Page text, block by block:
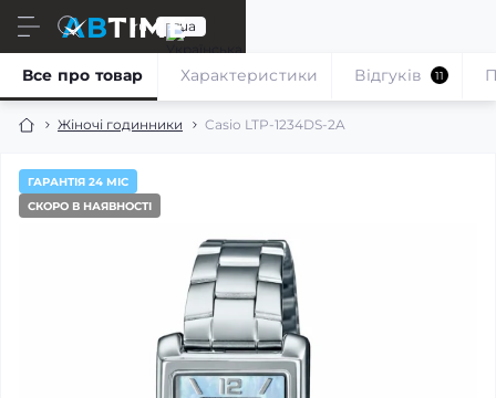
ru ua
Жіночі годинники Casio LTP-1234DS-2A
Все про товар Характеристики Відгуків 11
ГАРАНТІЯ 24 МІС
СКОРО В НАЯВНОСТІ